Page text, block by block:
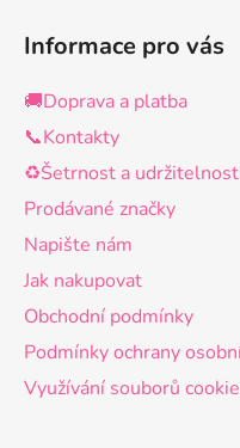
Informace pro vás
🚚Doprava a platba
📞Kontakty
♻️Šetrnost a
Prodávané značky
Napište nám
Jak nakupovat
Obchodní podmínky
Podmínky ochrany
Využívání souborů